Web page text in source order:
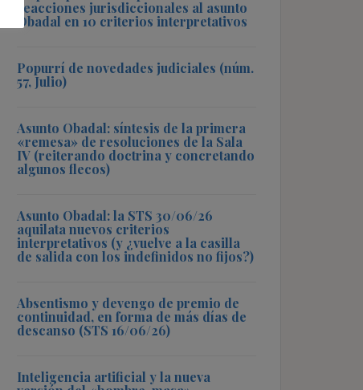
reacciones jurisdiccionales al asunto
Obadal en 10 criterios interpretativos
Popurrí de novedades judiciales (núm.
57, Julio)
Asunto Obadal: síntesis de la primera
«remesa» de resoluciones de la Sala
IV (reiterando doctrina y concretando
algunos flecos)
Asunto Obadal: la STS 30/06/26
aquilata nuevos criterios
interpretativos (y ¿vuelve a la casilla
de salida con los indefinidos no fijos?)
Absentismo y devengo de premio de
continuidad, en forma de más días de
descanso (STS 16/06/26)
Inteligencia artificial y la nueva